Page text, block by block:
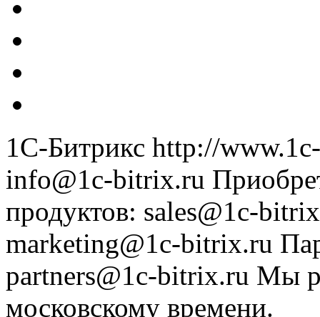
1С-Битрикс http://
info@1c-bitrix.ru
продуктов: sales@1c-
marketing@1c-bitrix.ru
partners@1c-bitrix.ru Мы
московскому времени.